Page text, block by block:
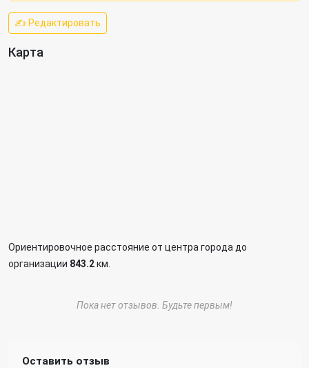
✍ Редактировать
Карта
Ориентировочное расстояние от центра города до
организации 843.2км.
Пока нет отзывов. Будьте первым!
Оставить отзыв